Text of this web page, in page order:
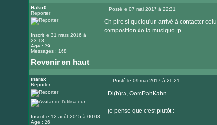
le
internet
Hakir0
Reporter
Inscrit le 31 mars 2016 à
23:18
Age : 29
Messages : 168
Posté le 07 mai 2017 à 22:31
Oh pire si quelqu'un arrivé à contacter
composition de la musique :p
Revenir en haut
Inarax
Reporter
Inscrit le 12 août 2015 à 00:08
Age : 26
Posté le 09 mai 2017 à 21:21
Di(b)ra, OemPahKahn
je pense que c'est plutôt :